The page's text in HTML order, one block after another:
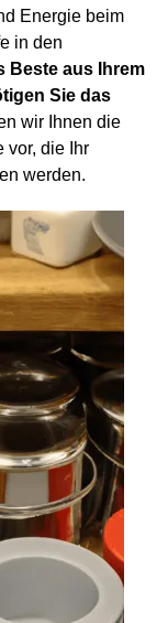
Energie beim
in den
Beste aus Ihrem
Sie das
wir Ihnen die
vor, die Ihr
werden.